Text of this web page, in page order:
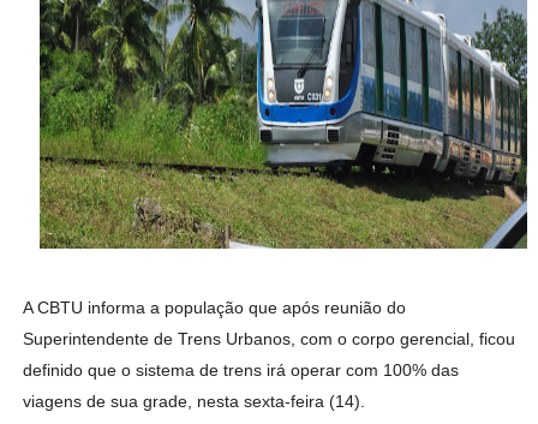
A CBTU informa a população que após reunião do
Superintendente de Trens Urbanos, com o corpo gerencial, ficou
definido que o sistema de trens irá operar com 100% das
viagens de sua grade, nesta sexta-feira (14).